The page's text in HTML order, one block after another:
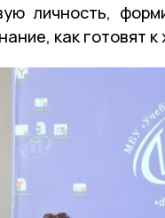
личность,
как готовят